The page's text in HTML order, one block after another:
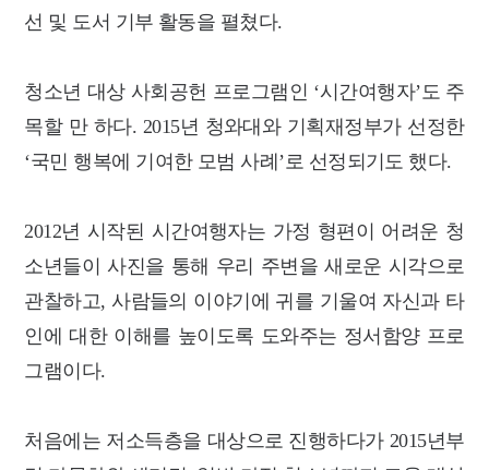
선 및 도서 기부 활동을 펼쳤다.
청소년 대상 사회공헌 프로그램인 ‘시간여행자’도 주
목할 만 하다. 2015년 청와대와 기획재정부가 선정한
‘국민 행복에 기여한 모범 사례’로 선정되기도 했다.
2012년 시작된 시간여행자는 가정 형편이 어려운 청
소년들이 사진을 통해 우리 주변을 새로운 시각으로
관찰하고, 사람들의 이야기에 귀를 기울여 자신과 타
인에 대한 이해를 높이도록 도와주는 정서함양 프로
그램이다.
처음에는 저소득층을 대상으로 진행하다가 2015년부